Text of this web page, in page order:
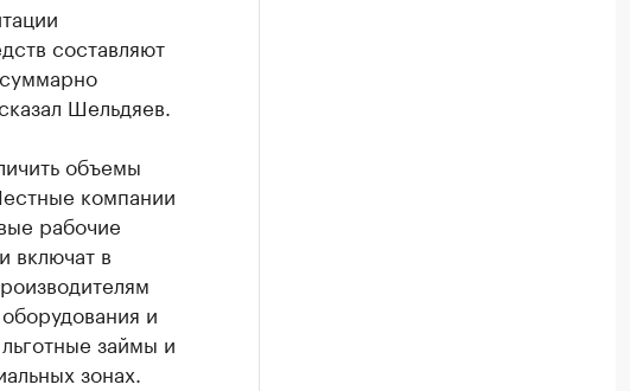
составляют
Шельдяев.
объемы
компании
рабочие
включат в
и
займы и
зонах.